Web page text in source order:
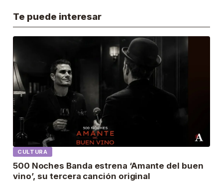
Te puede interesar
CULTURA
500 Noches Banda estrena ‘Amante del buen
vino’, su tercera canción original